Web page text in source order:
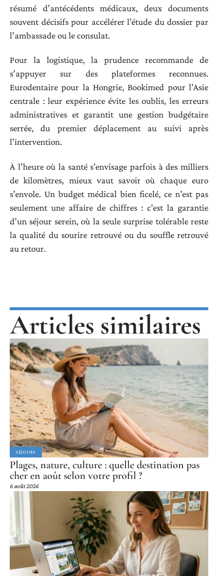
résumé d’antécédents médicaux, deux documents
souvent décisifs pour accélérer l’étude du dossier par
l’ambassade ou le consulat.
Pour la logistique, la prudence recommande de
s’appuyer sur des plateformes reconnues.
Eurodentaire pour la Hongrie, Bookimed pour l’Asie
centrale : leur expérience évite les oublis, les erreurs
administratives et garantit une gestion budgétaire
serrée, du premier déplacement au suivi après
l’intervention.
À l’heure où la santé s’envisage parfois à des milliers
de kilomètres, mieux vaut savoir où chaque euro
s’envole. Un budget médical bien ficelé, ce n’est pas
seulement une affaire de chiffres : c’est la garantie
d’un séjour serein, où la seule surprise tolérable reste
la qualité du sourire retrouvé ou du souffle retrouvé
au retour.
Articles similaires
SÉJOURS
Plages, nature, culture : quelle destination pas
cher en août selon votre profil ?
6 août 2026